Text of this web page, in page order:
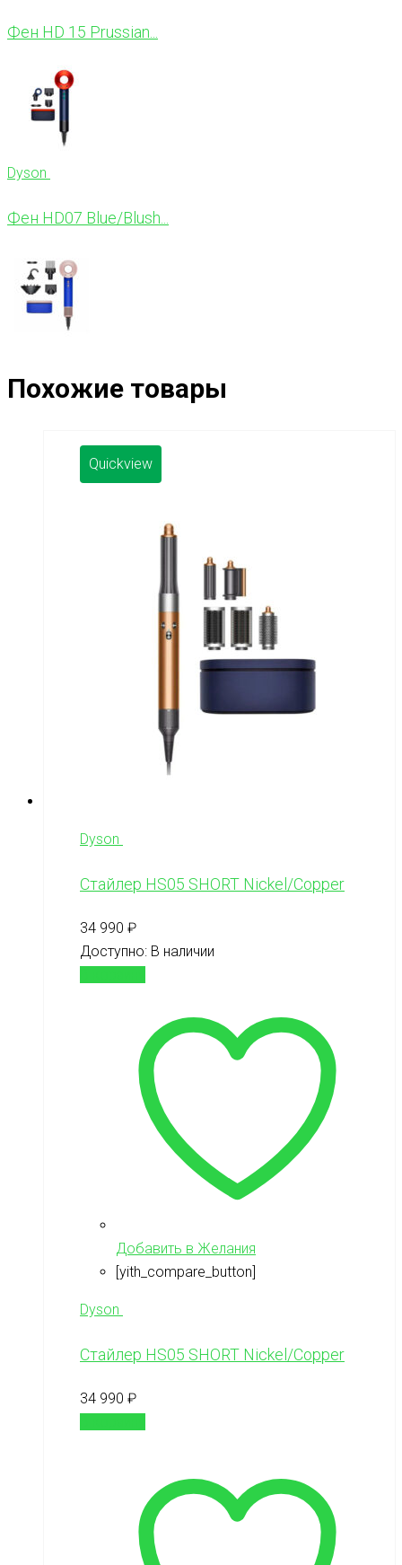
Фен HD 15 Prussian...
Dyson
Фен HD07 Blue/Blush...
Похожие товары
Quickview
Dyson
Стайлер HS05 SHORT Nickel/Copper
34 990 ₽
Доступно: В наличии
Добавить в Желания
[yith_compare_button]
Dyson
Стайлер HS05 SHORT Nickel/Copper
34 990 ₽